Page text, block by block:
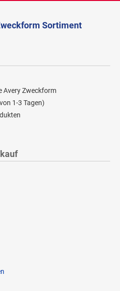
Sortiment
Avery Zweckform
1-3 Tagen)